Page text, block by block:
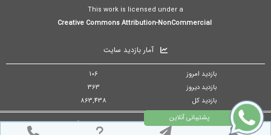
This work is licensed under a
آمار بازدید سایت
بازدید امروز
106
بازدید دیروز
363
بازدید کل
863,438
تمام حقوق مادی و معنوی برای فصلنامه مدیریت سیستم و نوآوری هوشمند محفوظ است. © ۱۴۰۵
طراح سایت :